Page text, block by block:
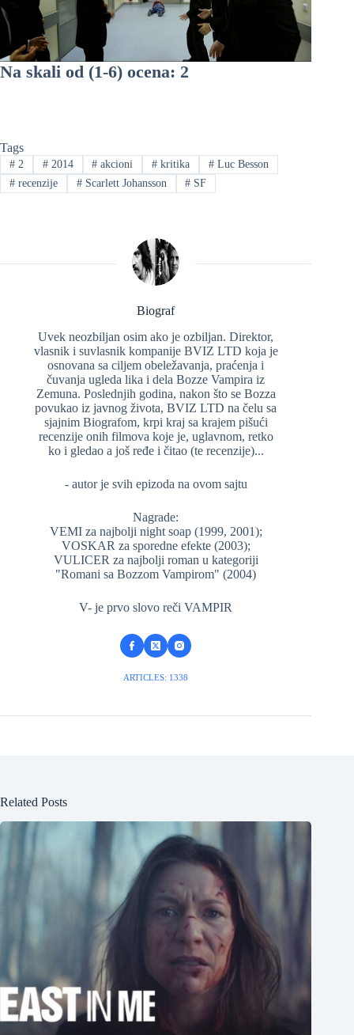
Na skali od (1-6) ocena: 2
Tags
#2 #2014 # akcioni # kritika # Luc Besson
#recenzije #Scarlett Johansson # SF
Biograf
Uvek neozbiljan osim ako je ozbiljan. Direktor,
vlasnik i suvlasnik kompanije BVIZ LTD koja je
osnovana sa ciljem obeležavanja, praćenja i
čuvanja ugleda lika i dela Bozze Vampira iz
Zemuna. Poslednjih godina, nakon što se Bozza
povukao iz javnog života, BVIZ LTD na čelu sa
sjajnim Biografom, krpi kraj sa krajem pišući
recenzije onih filmova koje je, uglavnom, retko
ko i gledao a još ređe i čitao (te recenzije)...
- autor je svih epizoda na ovom sajtu
Nagrade:
VEMI za najbolji night soap (1999, 2001);
VOSKAR za sporedne efekte (2003);
VULICER za najbolji roman u kategoriji
"Romani sa Bozzom Vampirom" (2004)
V- je prvo slovo reči VAMPIR
ARTICLES: 1338
Related Posts